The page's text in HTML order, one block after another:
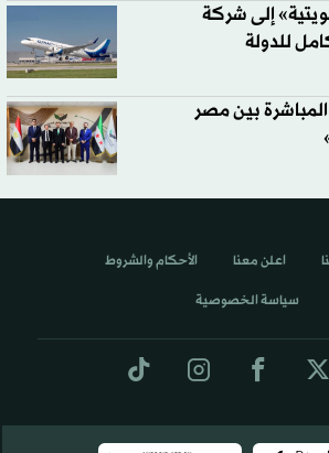
إلى شركة
للدولة
بين مصر
اعلن معنا الأحكام والشروط
سياسة الخصوصية